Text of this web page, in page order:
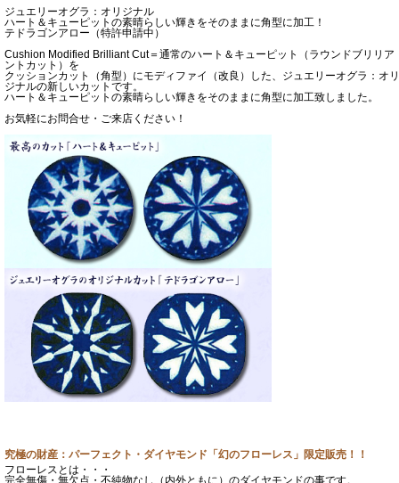
ジュエリーオグラ：オリジナル
ハート＆キューピットの素晴らしい輝きをそのままに角型に加工！
テドラゴンアロー（特許申請中）
Cushion Modified Brilliant Cut＝通常のハート＆キューピット（ラウンドブリリア
ントカット）を
クッションカット（角型）にモディファイ（改良）した、ジュエリーオグラ：オリ
ジナルの新しいカットです。
ハート＆キューピットの素晴らしい輝きをそのままに角型に加工致しました。
お気軽にお問合せ・ご来店ください！
究極の財産：パーフェクト・ダイヤモンド「幻のフローレス」限定販売！！
フローレスとは・・・
完全無傷・無欠点・不純物なし（内外ともに）のダイヤモンドの事です。